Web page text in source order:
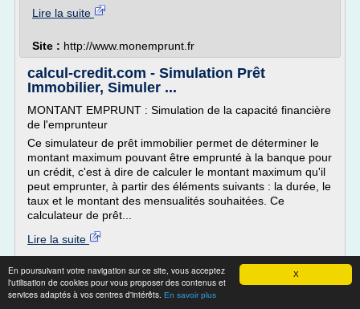
X
En poursuivant votre navigation sur ce site, vous acceptez
l'utilisation de cookies pour vous proposer des contenus et
services adaptés à vos centres d'intérêts. En savoir plus
Lire la suite
Site : http://www.monemprunt.fr
calcul-credit.com - Simulation Prêt
Immobilier, Simuler ...
MONTANT EMPRUNT : Simulation de la capacité financière
de l'emprunteur
Ce simulateur de prêt immobilier permet de déterminer le
montant maximum pouvant être emprunté à la banque pour
un crédit, c'est à dire de calculer le montant maximum qu'il
peut emprunter, à partir des éléments suivants : la durée, le
taux et le montant des mensualités souhaitées. Ce
calculateur de prêt...
Lire la suite
Site :http://www.calcul-credit.com
Que faut-il savoir sur l’emprunt